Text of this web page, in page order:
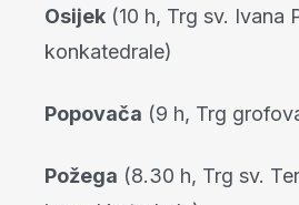
Osijek (10 h, Trg sv. Ivana
konkatedrale)
Popovača (9 h, Trg
Požega (8.30 h, Trg sv.